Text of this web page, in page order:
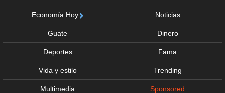
Economía Hoy Noticias
Guate Dinero
Deportes Fama
Vida y estilo Trending
Multimedia Sponsored